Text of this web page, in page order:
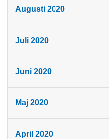
Augusti 2020
Juli 2020
Juni 2020
Maj 2020
April 2020